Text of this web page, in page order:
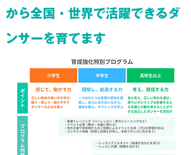
から全国・世界で活躍できるダ
ンサーを育てます